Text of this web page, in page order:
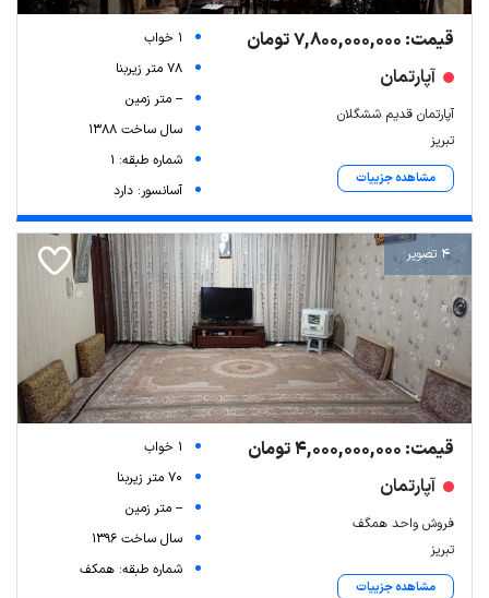
قیمت: 7,800,000,000 تومان
آپارتمان
آپارتمان قدیم ششگلان
تبریز
مشاهده جزییات
1 خواب
78 متر زیربنا
-- متر زمین
سال ساخت 1388
شماره طبقه: 1
آسانسور: دارد
4 تصویر
قیمت: 4,000,000,000 تومان
آپارتمان
فروش واحد همگف
تبریز
مشاهده جزییات
1 خواب
70 متر زیربنا
-- متر زمین
سال ساخت 1396
شماره طبقه: همکف